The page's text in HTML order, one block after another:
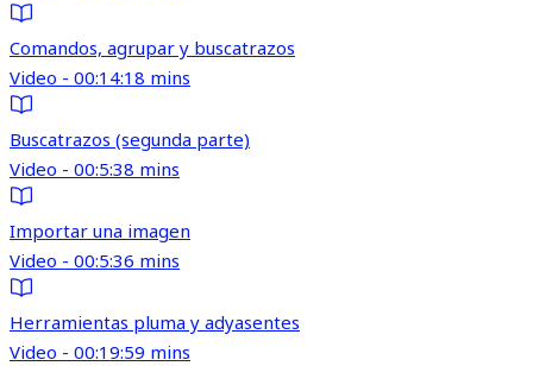
Comandos, agrupar y buscatrazos
Video - 00:14:18 mins
Buscatrazos (segunda parte)
Video - 00:5:38 mins
Importar una imagen
Video - 00:5:36 mins
Herramientas pluma y adyasentes
Video - 00:19:59 mins